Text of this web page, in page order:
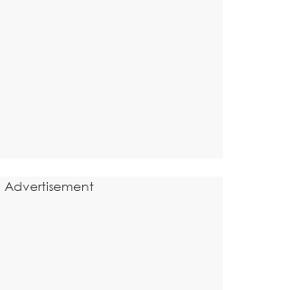
Advertisement